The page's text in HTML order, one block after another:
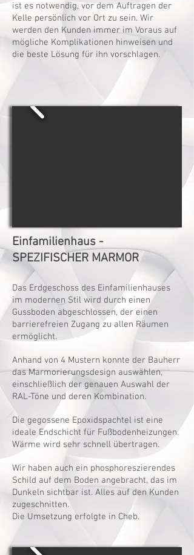
ist es notwendig, vor dem Auftragen der
Kelle persönlich vor Ort zu sein. Wir
werden den Kunden immer im Voraus auf
mögliche Komplikationen hinweisen und
die beste Lösung für ihn vorschlagen.
Einfamilienhaus -
SPEZIFISCHER MARMOR
Das Erdgeschoss des Einfamilienhauses
im modernen Stil wird durch einen
Gussboden abgeschlossen, der einen
barrierefreien Zugang zu allen Räumen
ermöglicht.
Anhand von 4 Mustern konnte der Bauherr
das Marmorierungsdesign auswählen,
einschließlich der genauen Auswahl der
RAL-Töne und deren Kombination.
Die gegossene Epoxidspachtel ist eine
ideale Endschicht für Fußbodenheizungen.
Wärme wird sehr schnell übertragen.
Wir haben auch ein phosphoreszierendes
Schild auf dem Boden angebracht, das im
Dunkeln sichtbar ist. Alles auf den Kunden
zugeschnitten.
Die Umsetzung erfolgte in Cheb.